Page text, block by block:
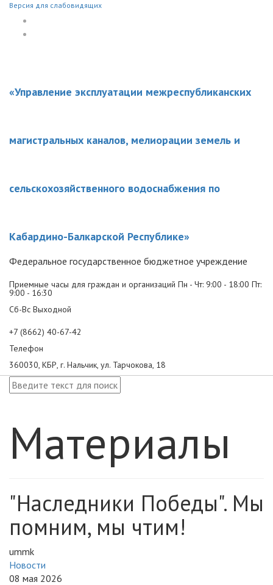
Версия для слабовидящих
«Управление эксплуатации межреспубликанских
магистральных каналов, мелиорации земель и
сельскохозяйственного водоснабжения по
Кабардино-Балкарской Республике»
Федеральное государственное бюджетное учреждение
Приемные часы для граждан и организаций Пн - Чт: 9:00 - 18:00 Пт:
9:00 - 16:30
Сб-Вс Выходной
+7 (8662) 40-67-42
Телефон
360030, КБР, г. Нальчик, ул. Тарчокова, 18
Материалы
"Наследники Победы". Мы
помним, мы чтим!
ummk
Новости
08 мая 2026